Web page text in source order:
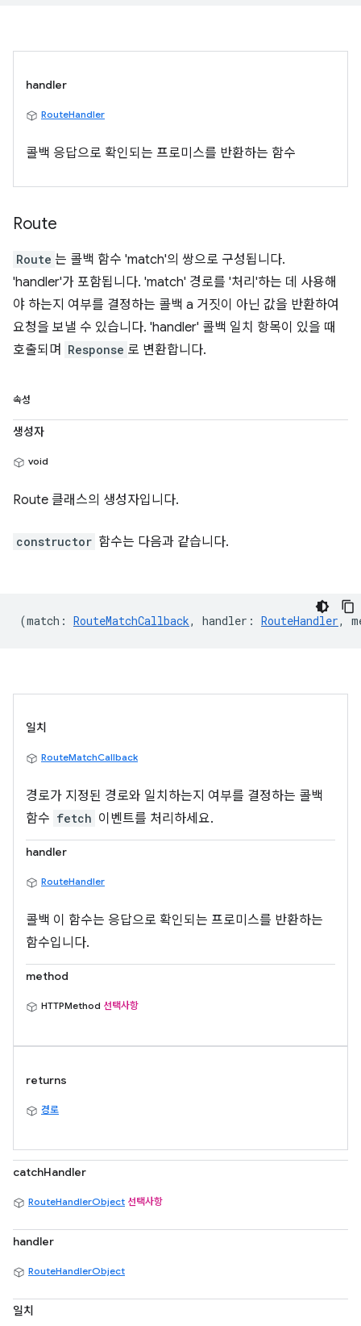
handler
RouteHandler
콜백 응답으로 확인되는 프로미스를 반환하는 함수
Route
Route 는 콜백 함수 'match'의 쌍으로 구성됩니다.
'handler'가 포함됩니다. 'match' 경로를 '처리'하는 데 사용해
야 하는지 여부를 결정하는 콜백 a 거짓이 아닌 값을 반환하여
요청을 보낼 수 있습니다. 'handler' 콜백 일치 항목이 있을 때
호출되며
Response 로 변환합니다.
속성
생성자
void
Route 클래스의 생성자입니다.
constructor 함수는 다음과 같습니다.
(match : RouteMatchCallback, handler : RouteHandler,
일치
RouteMatchCallback
경로가 지정된 경로와 일치하는지 여부를 결정하는 콜백
함수 fetch 이벤트를 처리하세요.
handler
RouteHandler
콜백 이 함수는 응답으로 확인되는 프로미스를 반환하는
함수입니다.
method
HTTPMethod 선택사항
returns
경로
catchHandler
RouteHandlerObject 선택사항
handler
RouteHandlerObject
일치